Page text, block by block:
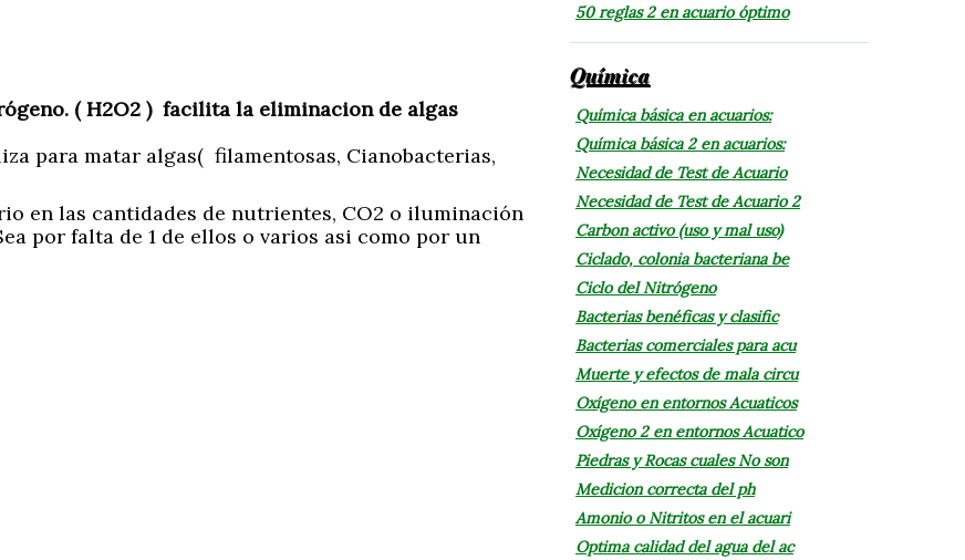
( H2O2 ) facilita la eliminacion de algas
para matar algas( filamentosas, Cianobacterias,
en las cantidades de nutrientes, CO2 o iluminación
por falta de 1 de ellos o varios asi como por un
50 reglas 2 en acuario óptimo
Química
Química básica en acuarios:
Química básica 2 en acuarios:
Necesidad de Test de Acuario
Necesidad de Test de Acuario 2
Carbon activo (uso y mal uso)
Ciclado, colonia bacteriana be
Ciclo del Nitrógeno
Bacterias benéficas y clasific
Bacterias comerciales para acu
Muerte y efectos de mala circu
Oxígeno en entornos Acuaticos
Oxígeno 2 en entornos Acuatico
Piedras y Rocas cuales No son
Medicion correcta del ph
Amonio o Nitritos en el acuari
Optima calidad del agua del ac